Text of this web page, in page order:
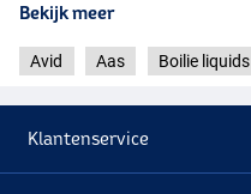
Bekijk meer
Avid Aas Boilie liquids
Klantenservice